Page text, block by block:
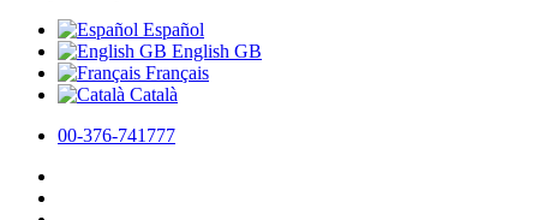
Español
English GB
Français
Català
00-376-741777